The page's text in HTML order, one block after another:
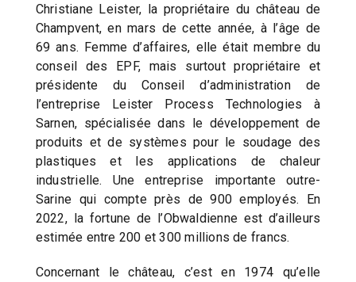
Christiane Leister, la propriétaire du château de
Champvent, en mars de cette année, à l’âge de
69 ans. Femme d’affaires, elle était membre du
conseil des EPF, mais surtout propriétaire et
présidente du Conseil d’administration de
l’entreprise Leister Process Technologies à
Sarnen, spécialisée dans le développement de
produits et de systèmes pour le soudage des
plastiques et les applications de chaleur
industrielle. Une entreprise importante outre-
Sarine qui compte près de 900 employés. En
2022, la fortune de l’Obwaldienne est d’ailleurs
estimée entre 200 et 300 millions de francs.
Concernant le château, c’est en 1974 qu’elle